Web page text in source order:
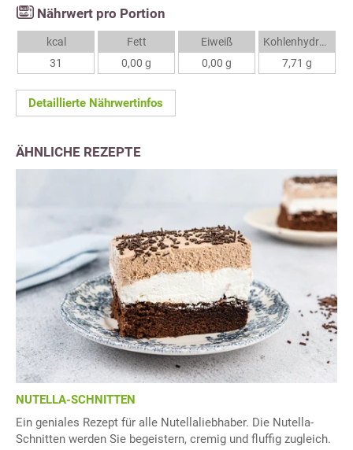
Nährwert pro Portion
kcal
31
Fett
0,00 g
Eiweiß
0,00 g
Kohlenhydrate
7,71 g
Detaillierte Nährwertinfos
ÄHNLICHE REZEPTE
NUTELLA-SCHNITTEN
Ein geniales Rezept für alle Nutellaliebhaber. Die Nutella-
Schnitten werden Sie begeistern, cremig und fluffig zugleich.